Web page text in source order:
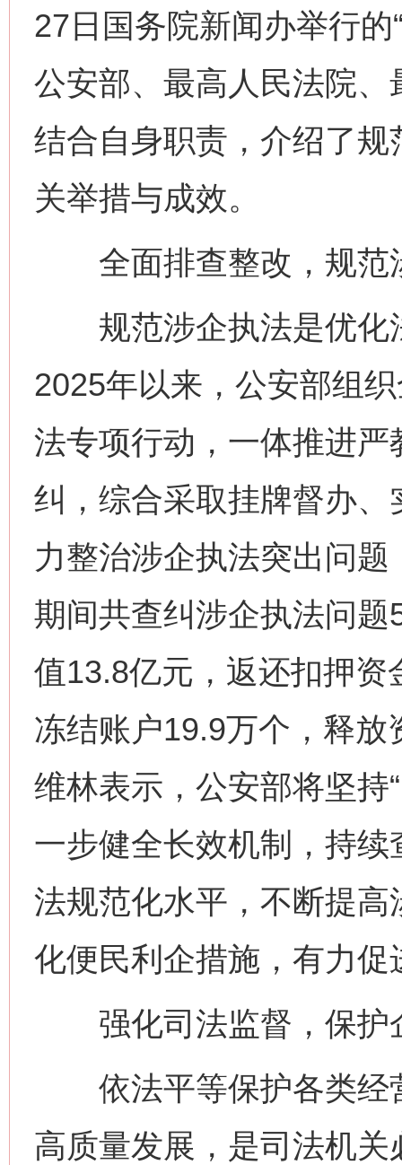
27日国务院新闻办举行的
公安部、最高人民法院
结合自身职责，介绍了
关举措与成效。
全面排查整改，规范
规范涉企执法是优化
2025年以来，公安部组
法专项行动，一体推进
纠，综合采取挂牌督办
力整治涉企执法突出问
期间共查纠涉企执法问
值13.8亿元，返还扣押
冻结账户19.9万个，释
维林表示，公安部将坚持
一步健全长效机制，持
法规范化水平，不断提
化便民利企措施，有力
强化司法监督，保护
依法平等保护各类经
高质量发展，是司法机